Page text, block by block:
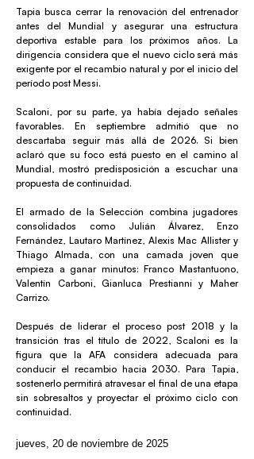
Tapia busca cerrar la renovación del entrenador
antes del Mundial y asegurar una estructura
deportiva estable para los próximos años. La
dirigencia considera que el nuevo ciclo será más
exigente por el recambio natural y por el inicio del
período post Messi.
Scaloni, por su parte, ya había dejado señales
favorables. En septiembre admitió que no
descartaba seguir más allá de 2026. Si bien
aclaró que su foco está puesto en el camino al
Mundial, mostró predisposición a escuchar una
propuesta de continuidad.
El armado de la Selección combina jugadores
consolidados como Julián Álvarez, Enzo
Fernández, Lautaro Martínez, Alexis Mac Allister y
Thiago Almada, con una camada joven que
empieza a ganar minutos: Franco Mastantuono,
Valentín Carboni, Gianluca Prestianni y Maher
Carrizo.
Después de liderar el proceso post 2018 y la
transición tras el título de 2022, Scaloni es la
figura que la AFA considera adecuada para
conducir el recambio hacia 2030. Para Tapia,
sostenerlo permitirá atravesar el final de una etapa
sin sobresaltos y proyectar el próximo ciclo con
continuidad.
jueves, 20 de noviembre de 2025